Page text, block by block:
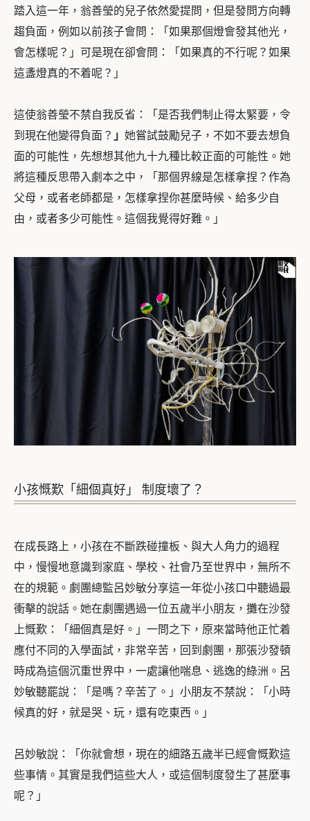
踏入這一年，翁善瑩的兒子依然愛提問，但是發問方向轉
趨負面，例如以前孩子會問：「 如果那個燈會發其他光，
會怎樣呢？」可是現在卻會問：「如果真的不行呢？如果
這盞燈真的不着呢？」
這使翁善瑩不禁自我反省：「是否我們制止得太緊要，令
到現在他變得負面？ 」 她嘗試鼓勵兒子，不如不要去想負
面的可能性，先想想其他九十九種比較正面的可能性。 她
將這種反思帶入劇本之中，「那個界線是怎樣拿捏？作為
父母，或者老師都是，怎樣拿捏你甚麼時候、給多少自
由，或者多少可能性。這個我覺得好難。」
小孩慨歎「細個真好」 制度壞了？
在成長路上，小孩在不斷跌碰撞板、與大人角力的過程
中，慢慢地意識到家庭、學校、社會乃至世界中，無所不
在的規範。劇團總監呂妙敏分享這一年從小孩口中聽過最
衝擊的說話。她在劇團遇過一位五歲半小朋友，攤在沙發
上慨歎：「細個真是好。」一問之下，原來當時他正忙着
應付不同的入學面試，非常辛苦，回到劇團，那張沙發頓
時成為這個沉重世界中，一處讓他喘息、逃逸的綠洲。呂
妙敏聽罷說：「是嗎？辛苦了。」小朋友不禁說：「 小時
候真的好，就是哭、玩，還有吃東西 。」
呂妙敏說：「 你就會想，現在的細路五歲半已經會慨歎這
些事情。其實是我們這些大人，或這個制度發生了甚麼事
呢？ 」